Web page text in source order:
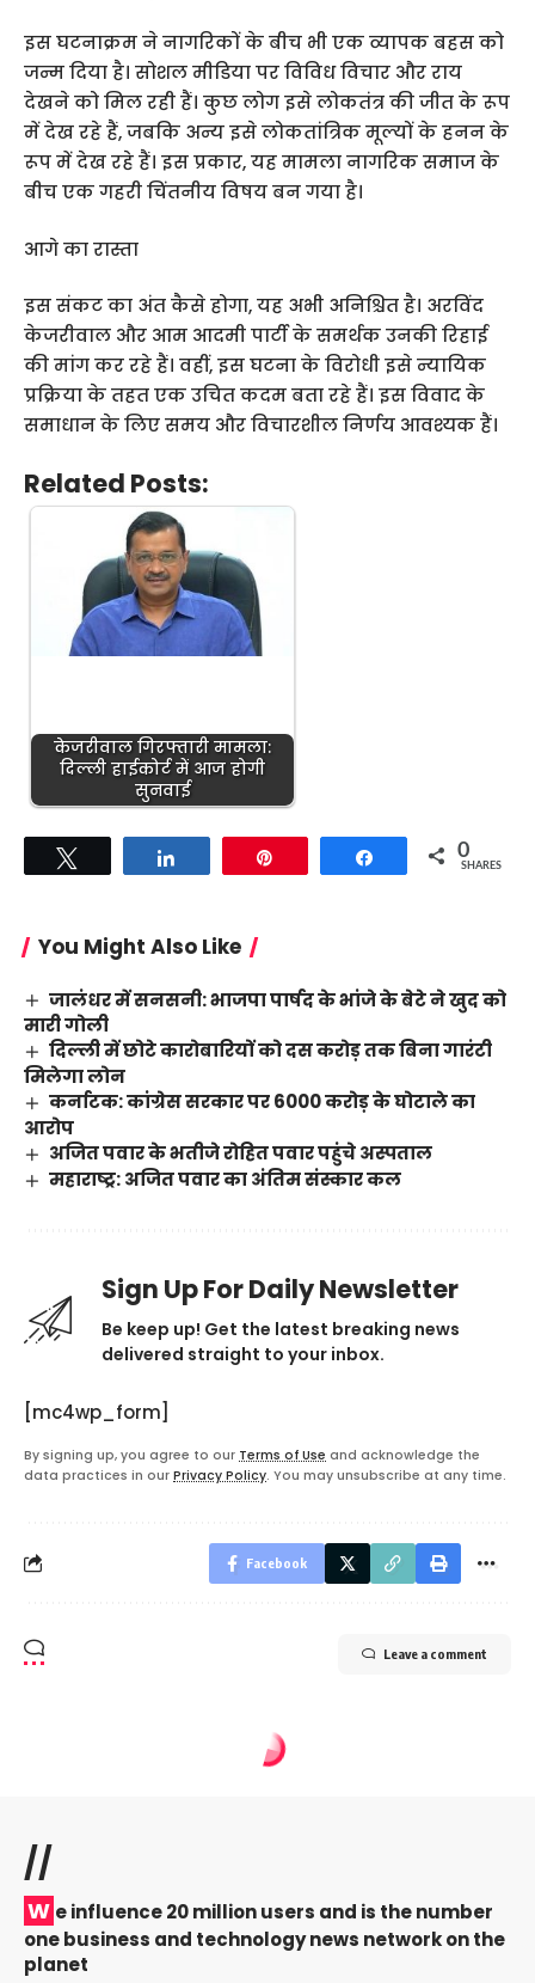
इस घटनाक्रम ने नागरिकों के बीच भी एक व्यापक बहस को
जन्म दिया है। सोशल मीडिया पर विविध विचार और राय
देखने को मिल रही हैं। कुछ लोग इसे लोकतंत्र की जीत के रूप
में देख रहे हैं, जबकि अन्य इसे लोकतांत्रिक मूल्यों के हनन के
रूप में देख रहे हैं। इस प्रकार, यह मामला नागरिक समाज के
बीच एक गहरी चिंतनीय विषय बन गया है।
आगे का रास्ता
इस संकट का अंत कैसे होगा, यह अभी अनिश्चित है। अरविंद
केजरीवाल और आम आदमी पार्टी के समर्थक उनकी रिहाई
की मांग कर रहे हैं। वहीं, इस घटना के विरोधी इसे न्यायिक
प्रक्रिया के तहत एक उचित कदम बता रहे हैं। इस विवाद के
समाधान के लिए समय और विचारशील निर्णय आवश्यक हैं।
Related Posts:
केजरीवाल गिरफ्तारी मामला:
दिल्ली हाईकोर्ट में आज होगी
सुनवाई
Share 0
SHARES
You Might Also Like
जालंधर में सनसनी: भाजपा पार्षद के भांजे के बेटे ने खुद को
मारी गोली
दिल्ली में छोटे कारोबारियों को दस करोड़ तक बिना गारंटी
मिलेगा लोन
कर्नाटक: कांग्रेस सरकार पर 6000 करोड़ के घोटाले का
आरोप
अजित पवार के भतीजे रोहित पवार पहुंचे अस्पताल
महाराष्ट्र: अजित पवार का अंतिम संस्कार कल
Sign Up For Daily Newsletter
Be keep up! Get the latest breaking news
delivered straight to your inbox.
[mc4wp_form]
By signing up, you agree to our Terms of Use and acknowledge the
data practices in our Privacy Policy. You may unsubscribe at any time.
Facebook
Leave a comment
//
W e influence 20 million users and is the number
one business and technology news network on the
planet